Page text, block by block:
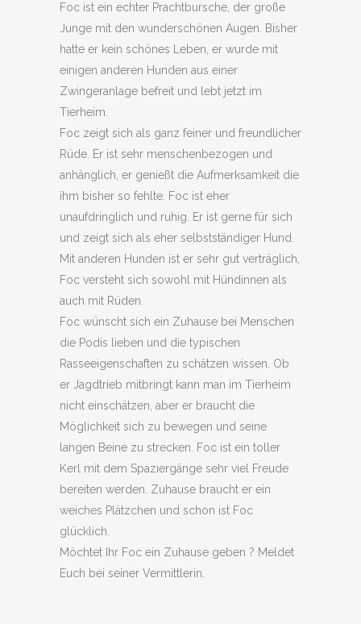
Foc ist ein echter Prachtbursche, der große
Junge mit den wunderschönen Augen. Bisher
hatte er kein schönes Leben, er wurde mit
einigen anderen Hunden aus einer
Zwingeranlage befreit und lebt jetzt im
Tierheim.
Foc zeigt sich als ganz feiner und freundlicher
Rüde. Er ist sehr menschenbezogen und
anhänglich, er genießt die Aufmerksamkeit die
ihm bisher so fehlte. Foc ist eher
unaufdringlich und ruhig. Er ist gerne für sich
und zeigt sich als eher selbstständiger Hund.
Mit anderen Hunden ist er sehr gut verträglich,
Foc versteht sich sowohl mit Hündinnen als
auch mit Rüden.
Foc wünscht sich ein Zuhause bei Menschen
die Podis lieben und die typischen
Rasseeigenschaften zu schätzen wissen. Ob
er Jagdtrieb mitbringt kann man im Tierheim
nicht einschätzen, aber er braucht die
Möglichkeit sich zu bewegen und seine
langen Beine zu strecken. Foc ist ein toller
Kerl mit dem Spaziergänge sehr viel Freude
bereiten werden. Zuhause braucht er ein
weiches Plätzchen und schon ist Foc
glücklich.
Möchtet Ihr Foc ein Zuhause geben ? Meldet
Euch bei seiner Vermittlerin.